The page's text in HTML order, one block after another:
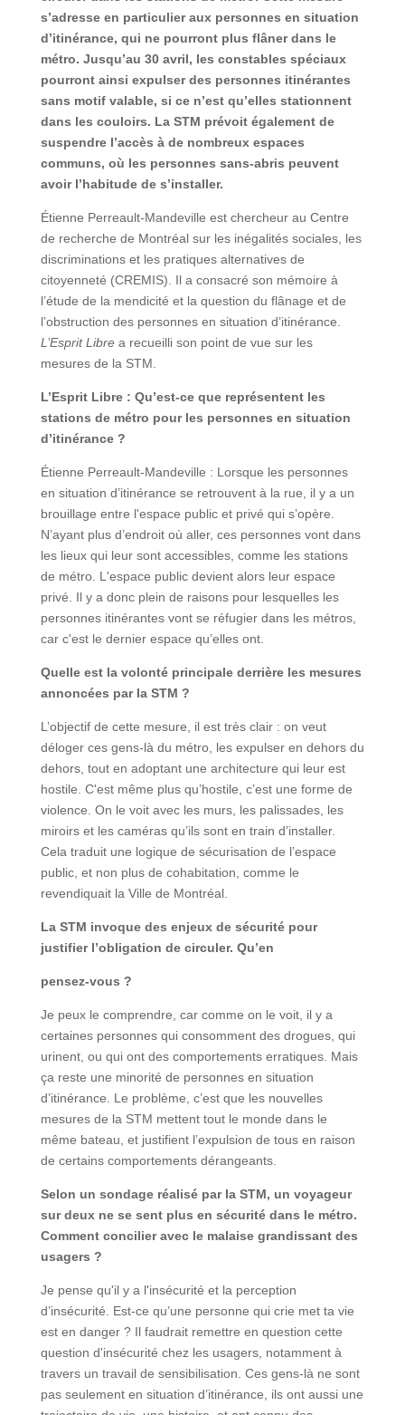
s’adresse en particulier aux personnes en situation
d’itinérance, qui ne pourront plus flâner dans le
métro. Jusqu’au 30 avril, les constables spéciaux
pourront ainsi expulser des personnes itinérantes
sans motif valable, si ce n’est qu’elles stationnent
dans les couloirs. La STM prévoit également de
suspendre l’accès à de nombreux espaces
communs, où les personnes sans-abris peuvent
avoir l’habitude de s’installer.
Étienne Perreault-Mandeville est chercheur au Centre
de recherche de Montréal sur les inégalités sociales, les
discriminations et les pratiques alternatives de
citoyenneté (CREMIS). Il a consacré son mémoire à
l’étude de la mendicité et la question du flânage et de
l’obstruction des personnes en situation d’itinérance.
L’Esprit Librea recueilli son point de vue sur les
mesures de la STM.
L’Esprit Libre : Qu’est-ce que représentent les
stations de métro pour les personnes en situation
d’itinérance ?
Étienne Perreault-Mandeville : Lorsque les personnes
en situation d’itinérance se retrouvent à la rue, il y a un
brouillage entre l'espace public et privé qui s’opère.
N’ayant plus d’endroit où aller, ces personnes vont dans
les lieux qui leur sont accessibles, comme les stations
de métro. L'espace public devient alors leur espace
privé. Il y a donc plein de raisons pour lesquelles les
personnes itinérantes vont se réfugier dans les métros,
car c'est le dernier espace qu’elles ont.
Quelle est la volonté principale derrière les mesures
annoncées par la STM ?
L’objectif de cette mesure, il est très clair : on veut
déloger ces gens-là du métro, les expulser en dehors du
dehors, tout en adoptant une architecture qui leur est
hostile. C'est même plus qu’hostile, c’est une forme de
violence. On le voit avec les murs, les palissades, les
miroirs et les caméras qu’ils sont en train d’installer.
Cela traduit une logique de sécurisation de l’espace
public, et non plus de cohabitation, comme le
revendiquait la Ville de Montréal.
La STM invoque des enjeux de sécurité pour
justifier l’obligation de circuler. Qu’en
pensez-vous ?
Je peux le comprendre, car comme on le voit, il y a
certaines personnes qui consomment des drogues, qui
urinent, ou qui ont des comportements erratiques. Mais
ça reste une minorité de personnes en situation
d’itinérance. Le problème, c’est que les nouvelles
mesures de la STM mettent tout le monde dans le
même bateau, et justifient l’expulsion de tous en raison
de certains comportements dérangeants.
Selon un sondage réalisé par la STM, un voyageur
sur deux ne se sent plus en sécurité dans le métro.
Comment concilier avec le malaise grandissant des
usagers ?
Je pense qu'il y a l'insécurité et la perception
d’insécurité. Est-ce qu’une personne qui crie met ta vie
est en danger ? Il faudrait remettre en question cette
question d'insécurité chez les usagers, notamment à
travers un travail de sensibilisation. Ces gens-là ne sont
pas seulement en situation d’itinérance, ils ont aussi une